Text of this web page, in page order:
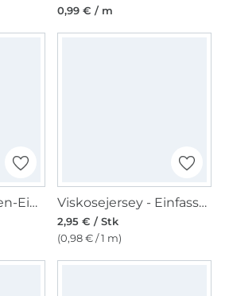
0,99 € / m
Elastisches Spitzen-Einfassband mit Stickerei rosa 12 mm Viskosejersey - Einfassband 3m, sand
2,95 € / Stk
(0,98 € / 1 m)